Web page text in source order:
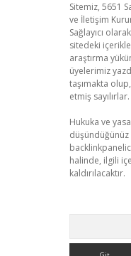
Sitemiz, 5651
ve İletişim
Sağlayıcı
sitedeki
araştırma
üyelerimiz
taşımakta
etmiş sayılırlar.
Hukuka ve
halinde, ilgili
kaldırılacaktır.